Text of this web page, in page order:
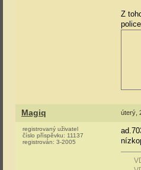
Z
Magiq úterý,
registrovaný uživatel
číslo příspěvku: 11137
registrován: 3-2005